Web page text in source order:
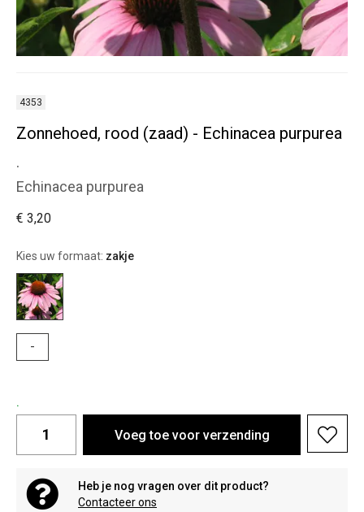
4353
Zonnehoed, rood (zaad) - Echinacea purpurea
.
Echinacea purpurea
€ 3,20
Kies uw formaat: zakje
-
.
Voeg toe voor verzending
Heb je nog vragen over dit product?
Contacteer ons